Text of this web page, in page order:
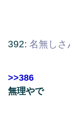
392: 名無しさ
>>386
無理やで